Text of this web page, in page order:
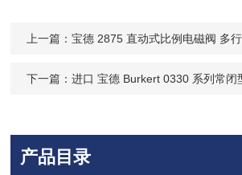
上一篇：宝德 2875 直动式比例电磁阀 多行业实战案例 ——
下一篇：进口 宝德 Burkert 0330 系列常闭
产品目录